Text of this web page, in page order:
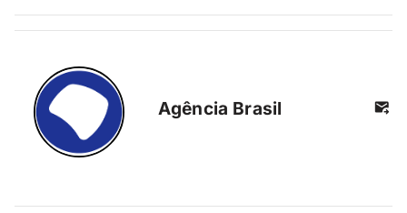
Agência Brasil